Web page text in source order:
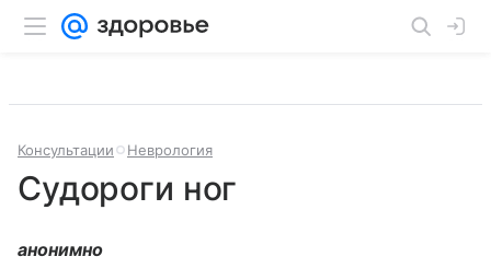
Консультации Неврология
Судороги ног
анонимно